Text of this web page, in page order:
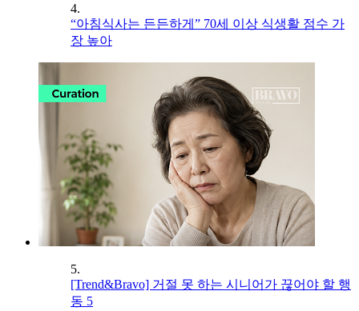
4.
“아침식사는 든든하게” 70세 이상 식생활 점수 가
장 높아
5.
[Trend&Bravo] 거절 못 하는 시니어가 끊어야 할 행
동 5